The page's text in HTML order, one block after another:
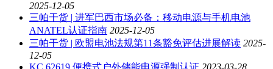
2025-12-05
三帕干货 | 进军巴西市场必备：移动电源与手机电池
ANATEL认证指南 2025-12-05
三帕干货 | 欧盟电池法规第11条豁免评估进展解读 2025-
12-05